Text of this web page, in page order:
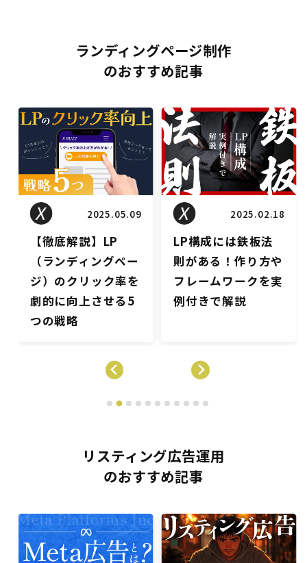
ランディングページ制作
のおすすめ記事
LPブログ
2025.02.18
LP構成には鉄板法
則がある！作り方や
フレームワークを実
例付きで解説
LPブログ
2023.08.25
【初心者向け】LP
のファーストビュー
を魅力的にする6つ
のポイント！デザイ
リスティング広告運用
のおすすめ記事
リスティングブログ リスティングブログ